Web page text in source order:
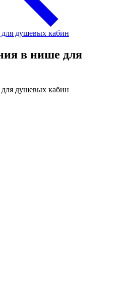
душевых кабин
в нише для
душевых кабин